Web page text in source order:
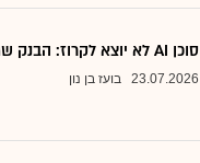
סוכן AI לא יוצא לקרוז: הבנק שמסמן את המניות שחסינות מפני המהפכה
23.07.2026 בועז בן נון